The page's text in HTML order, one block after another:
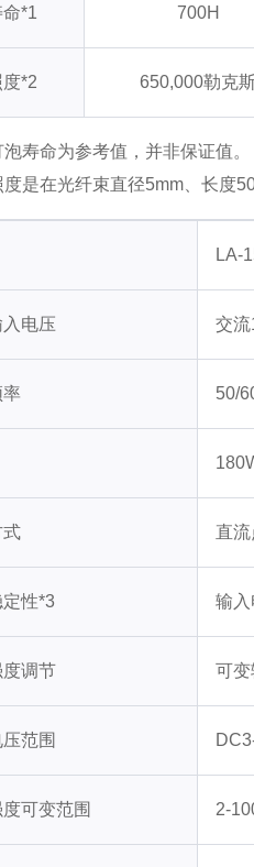
*1 700H
*2 650,000勒克
寿命为参考值，并非保证值。
是在光纤束直径5mm、长度
LA-
电压 交
50/
式 直
性*3 输
调节 可变
范围
可变范围 2-